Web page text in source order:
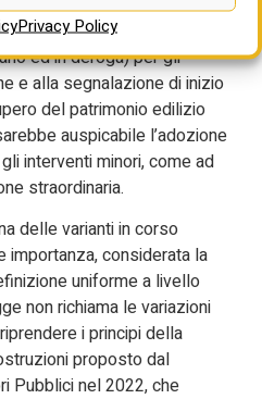
Privacy Policy
vengono ricondotti al
ed in deroga) per gli
e alla segnalazione di inizio
del patrimonio edilizio
auspicabile l’adozione
interventi minori, come ad
straordinaria.
delle varianti in corso
importanza, considerata la
uniforme a livello
non richiama le variazioni
i principi della
proposto dal
Pubblici nel 2022, che